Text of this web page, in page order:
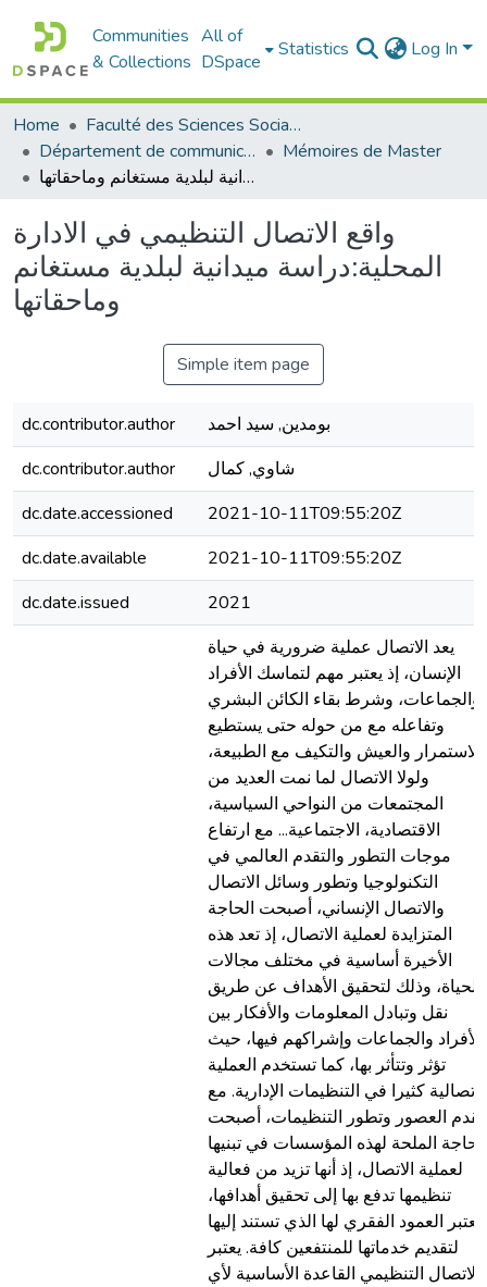
Communities
& Collections
All of
DSpace
Statistics Log In
Home
Faculté des Sciences Sociales
Département de communication
Mémoires de Master
واقع الاتصال التنظيمي في الادارة المحلية:دراسة ميدانية لبلدية مستغانم وماحقاتها
واقع الاتصال التنظيمي في الادارة
المحلية:دراسة ميدانية لبلدية مستغانم
وماحقاتها
Simple item page
dc.contributor.author
بومدين, سيد احمد
dc.contributor.author
شاوي, كمال
dc.date.accessioned
2021-10-11T09:55:20Z
dc.date.available
2021-10-11T09:55:20Z
dc.date.issued
2021
يعد الاتصال عملية ضرورية في حياة
الإنسان، إذ يعتبر مهم لتماسك الأفراد
والجماعات، وشرط بقاء الكائن البشري
وتفاعله مع من حوله حتى يستطيع
الاستمرار والعيش والتكيف مع الطبيعة،
ولولا الاتصال لما نمت العديد من
المجتمعات من النواحي السياسية،
الاقتصادية، الاجتماعية... مع ارتفاع
موجات التطور والتقدم العالمي في
التكنولوجيا وتطور وسائل الاتصال
والاتصال الإنساني، أصبحت الحاجة
المتزايدة لعملية الاتصال، إذ تعد هذه
الأخيرة أساسية في مختلف مجالات
الحياة، وذلك لتحقيق الأهداف عن طريق
نقل وتبادل المعلومات والأفكار بين
الأفراد والجماعات وإشراكهم فيها، حيث
تؤثر وتتأثر بها، كما تستخدم العملية
كثيرا في التنظيمات الإدارية. مع
تقدم العصور وتطور التنظيمات، أصبحت
الحاجة الملحة لهذه المؤسسات في تبنيها
لعملية الاتصال، إذ أنها تزيد من فعالية
تنظيمها تدفع بها إلى تحقيق أهدافها،
العمود الفقري لها الذي تستند إليها
لتقديم خدماتها للمنتفعين كافة. يعتبر
الاتصال التنظيمي القاعدة الأساسية لأي